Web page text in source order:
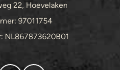
22, Hoevelaken
97011754
NL867873620B01